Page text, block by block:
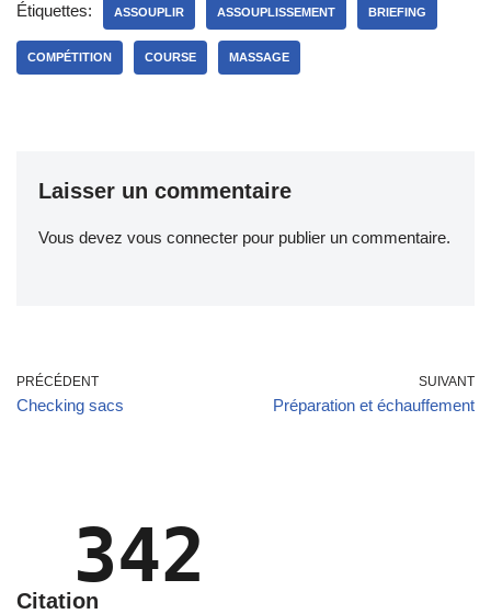
Étiquettes: ASSOUPLIR ASSOUPLISSEMENT BRIEFING
COMPÉTITION COURSE MASSAGE
Laisser un commentaire
Vous devez vous connecter pour publier un commentaire.
PRÉCÉDENT
Checking sacs
SUIVANT
Préparation et échauffement
Citation
342